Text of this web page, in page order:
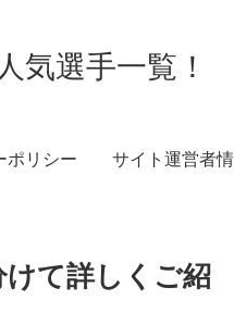
気選手一覧！
ポリシー サイト運営者
けて詳しくご紹